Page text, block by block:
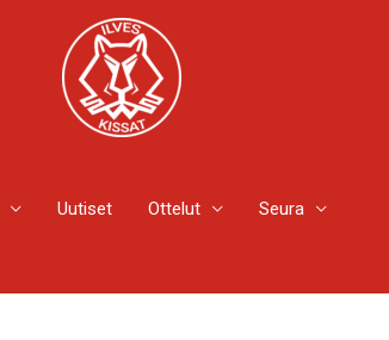
Uutiset Ottelut Seura